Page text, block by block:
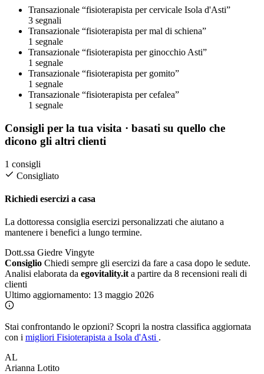
Transazionale “fisioterapista per cervicale Isola d'Asti”
3 segnali
Transazionale “fisioterapista per mal di schiena”
1 segnale
Transazionale “fisioterapista per ginocchio Asti”
1 segnale
Transazionale “fisioterapista per gomito”
1 segnale
Transazionale “fisioterapista per cefalea”
1 segnale
Consigli per la tua visita · basati su quello che
dicono gli altri clienti
1 consigli
Consigliato
Richiedi esercizi a casa
La dottoressa consiglia esercizi personalizzati che aiutano a
mantenere i benefici a lungo termine.
Dott.ssa Giedre Vingyte
Consiglio Chiedi sempre gli esercizi da fare a casa dopo le sedute.
Analisi elaborata da egovitality.it a partire da 8 recensioni reali di
clienti
Ultimo aggiornamento: 13 maggio 2026
Stai confrontando le opzioni? Scopri la nostra classifica aggiornata
con i migliori Fisioterapista a Isola d'Asti .
AL
Arianna Lotito